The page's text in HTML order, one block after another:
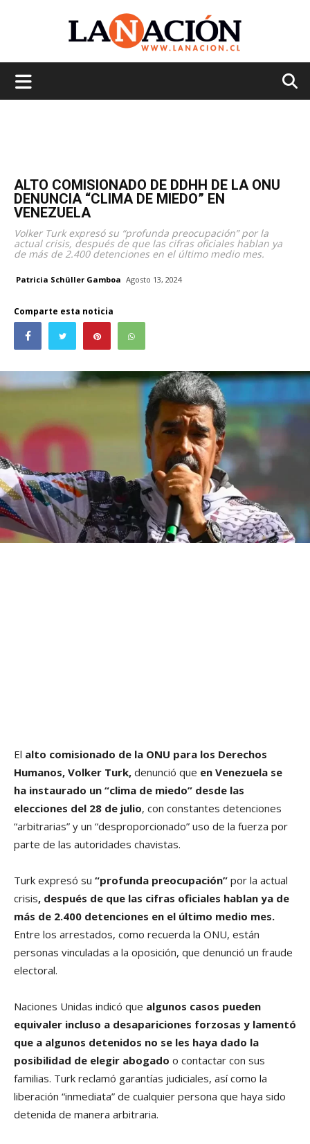
ALTO COMISIONADO DE DDHH DE LA ONU
DENUNCIA “CLIMA DE MIEDO” EN
VENEZUELA
Volker Turk expresó su “profunda preocupación” por la
actual crisis, después de que las cifras oficiales hablan ya
de más de 2.400 detenciones en el último medio mes.
Patricia Schüller Gamboa Agosto 13, 2024
Comparte esta noticia
El alto comisionado de la ONU para los Derechos
Humanos, Volker Turk, denunció que en Venezuela se
ha instaurado un “clima de miedo” desde las
elecciones del 28 de julio, con constantes detenciones
“arbitrarias” y un “desproporcionado” uso de la fuerza por
parte de las autoridades chavistas.
Turk expresó su “profunda preocupación” por la actual
crisis, después de que las cifras oficiales hablan ya de
más de 2.400 detenciones en el último medio mes.
Entre los arrestados, como recuerda la ONU, están
personas vinculadas a la oposición, que denunció un fraude
electoral.
Naciones Unidas indicó que algunos casos pueden
equivaler incluso a desapariciones forzosas y lamentó
que a algunos detenidos no se les haya dado la
posibilidad de elegir abogado o contactar con sus
familias. Turk reclamó garantías judiciales, así como la
liberación “inmediata” de cualquier persona que haya sido
detenida de manera arbitraria.